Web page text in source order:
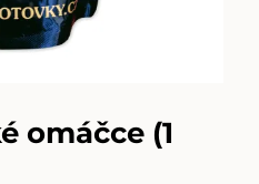
omáčce (1